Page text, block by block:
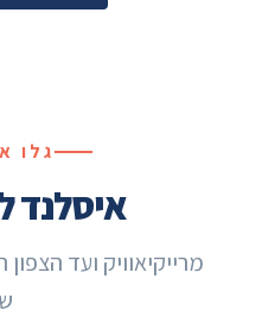
גלו
איסלנד
מרייקיאוויק ועד